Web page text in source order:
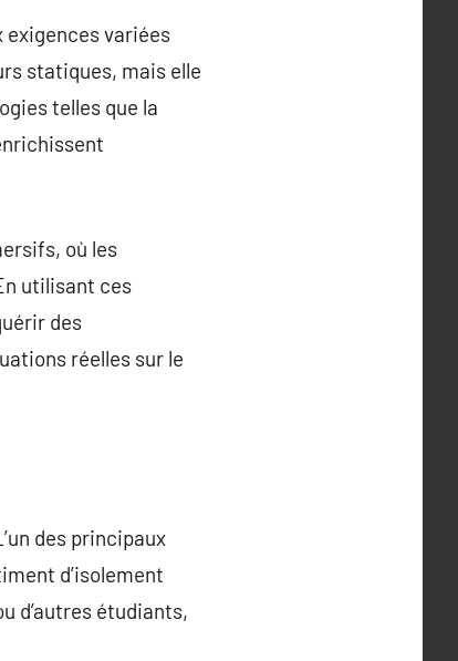
exigences variées
statiques, mais elle
telles que la
où les
utilisant ces
des
réelles sur le
des principaux
d’isolement
d’autres étudiants,